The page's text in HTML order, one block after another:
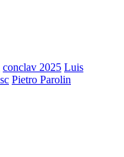
conclav 2025 Luis
Pietro Parolin